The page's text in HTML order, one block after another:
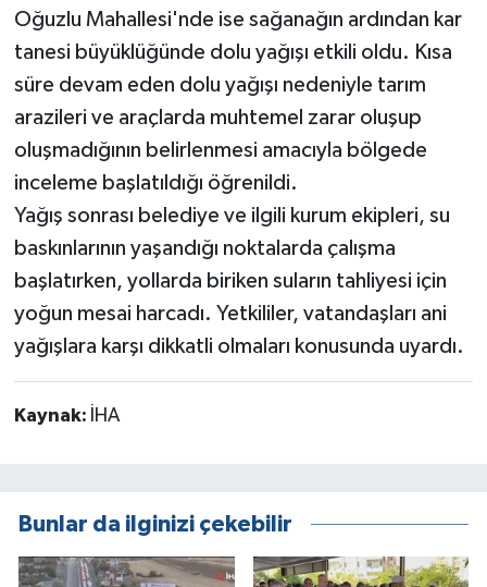
Oğuzlu Mahallesi'nde ise sağanağın ardından kar
tanesi büyüklüğünde dolu yağışı etkili oldu. Kısa
süre devam eden dolu yağışı nedeniyle tarım
arazileri ve araçlarda muhtemel zarar oluşup
oluşmadığının belirlenmesi amacıyla bölgede
inceleme başlatıldığı öğrenildi.
Yağış sonrası belediye ve ilgili kurum ekipleri, su
baskınlarının yaşandığı noktalarda çalışma
başlatırken, yollarda biriken suların tahliyesi için
yoğun mesai harcadı. Yetkililer, vatandaşları ani
yağışlara karşı dikkatli olmaları konusunda uyardı.
Kaynak: İHA
Bunlar da ilginizi çekebilir